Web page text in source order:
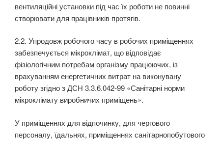
вентиляційні установки під час їх роботи не повинні
створювати для працівників протягів.
2.2. Упродовж робочого часу в робочих приміщеннях
забезпечується мікроклімат, що відповідає
фізіологічним потребам організму працюючих, із
врахуванням енергетичних витрат на виконувану
роботу згідно з ДСН 3.3.6.042-99 «Санітарні норми
мікроклімату виробничих приміщень».
У приміщеннях для відпочинку, для чергового
персоналу, їдальнях, приміщеннях санітарно­побутового